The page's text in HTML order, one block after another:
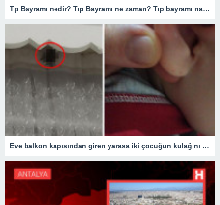
Tp Bayramı nedir? Tıp Bayramı ne zaman? Tıp bayramı nasıl ortaya çıktı?
Eve balkon kapısından giren yarasa iki çocuğun kulağını ısırdı